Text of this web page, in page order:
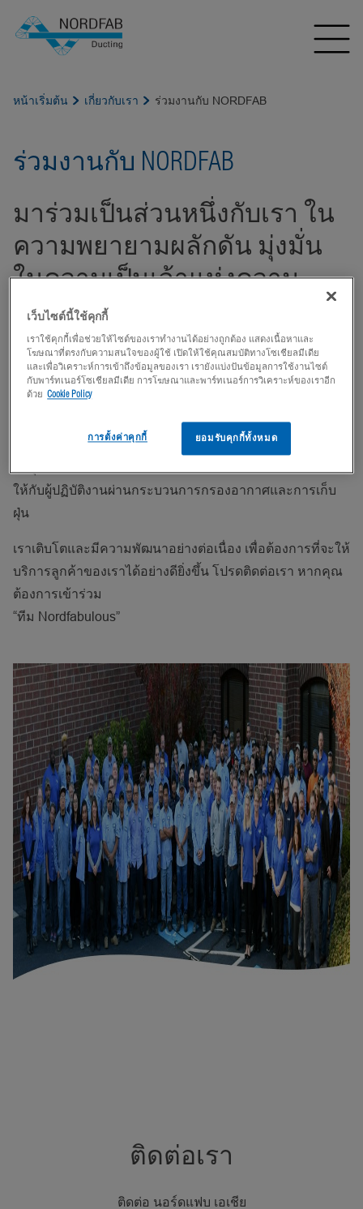
หน้าเริ่มต้น เกี่ยวกับเรา ร่วมงานกับ NORDFAB
ร่วมงานกับ NORDFAB
มาร่วมเป็นส่วนหนึ่งกับเรา ใน
ความพยายามผลักดัน มุ่งมั่น
ในความเป็นเจ้าแห่งความ
รวดเร็ว ฉับไว ง่ายต่อการเข้า
ถึง และ มีความน่าเชื่อถือ
Nordfab Ducting มีทีมงานประมาณ 300 คนทั่วโลก ซึ่งมี
ความเชี่ยวชาญด้านการขาย การตลาด วิศวกรรม และการ
ผลิต รวมถึงมีระบบการกระจายสินค้าอย่างมีประสิทธิภาพ
เรามีความภูมิใจที่ได้เป็นบริษัท "เพื่ออากาศที่สะอาดและ
ให้กับผู้ปฏิบัติงานผ่านกระบวนการกรองอากาศและการเก็บ
ฝุ่น
เราเติบโตและมีความพัฒนาอย่างต่อเนื่อง เพื่อต้องการที่จะให้
บริการลูกค้าของเราได้อย่างดียิ่งขึ้น โปรดติดต่อเรา หากคุณ
ต้องการเข้าร่วม
“ทีม Nordfabulous”
ติดต่อเรา
ติดต่อ นอร์ดแฟบ เอเชีย
เว็บไซต์นี้ใช้คุกกี้
เราใช้คุกกี้เพื่อช่วยให้ไซต์ของเราทำงานได้อย่างถูกต้อง แสดงเนื้อหาและ
โฆษณาที่ตรงกับความสนใจของผู้ใช้ เปิดให้ใช้คุณสมบัติทางโซเชียลมีเดีย
และเพื่อวิเคราะห์การเข้าถึงข้อมูลของเรา เรายังแบ่งปันข้อมูลการใช้งานไซต์
กับพาร์ทเนอร์โซเชียลมีเดีย การโฆษณาและพาร์ทเนอร์การวิเคราะห์ของเราอีก
ด้วย Cookie Policy
ยอมรับคุกกี้ทั้งหมด
การตั้งค่าคุกกี้